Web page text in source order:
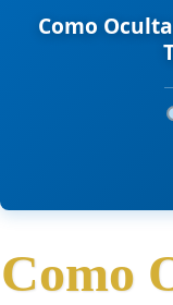
Como
Como